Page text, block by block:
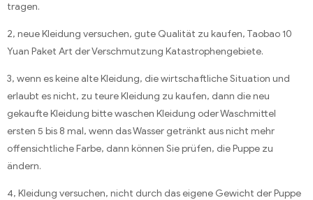
tragen.
2, neue Kleidung versuchen, gute Qualität zu kaufen, Taobao 10
Yuan Paket Art der Verschmutzung Katastrophengebiete.
3, wenn es keine alte Kleidung, die wirtschaftliche Situation und
erlaubt es nicht, zu teure Kleidung zu kaufen, dann die neu
gekaufte Kleidung bitte waschen Kleidung oder Waschmittel
ersten 5 bis 8 mal, wenn das Wasser getränkt aus nicht mehr
offensichtliche Farbe, dann können Sie prüfen, die Puppe zu
ändern.
4, Kleidung versuchen, nicht durch das eigene Gewicht der Puppe